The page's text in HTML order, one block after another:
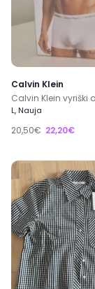
Calvin Klein
L, Nauja
20,50€ 22,20€